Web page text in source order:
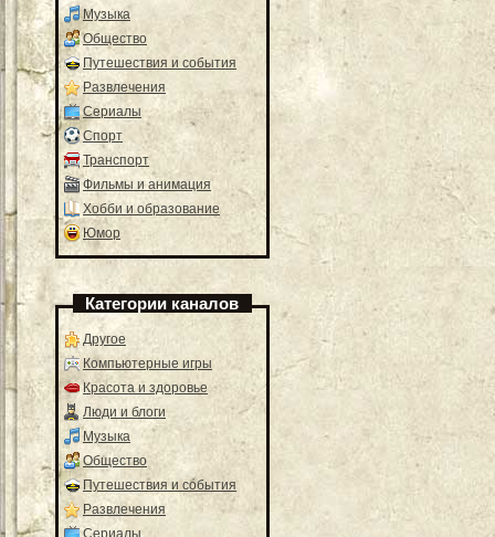
Музыка
Общество
Путешествия и события
Развлечения
Сериалы
Спорт
Транспорт
Фильмы и анимация
Хобби и образование
Юмор
Категории каналов
Другое
Компьютерные игры
Красота и здоровье
Люди и блоги
Музыка
Общество
Путешествия и события
Развлечения
Сериалы